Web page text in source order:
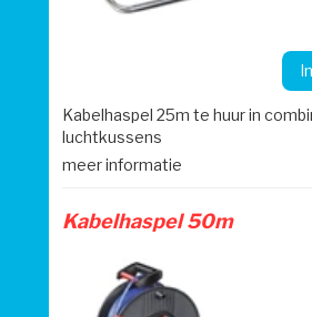
Kabelhaspel 25m te huur in
luchtkussens
meer informatie
Kabelhaspel 50m